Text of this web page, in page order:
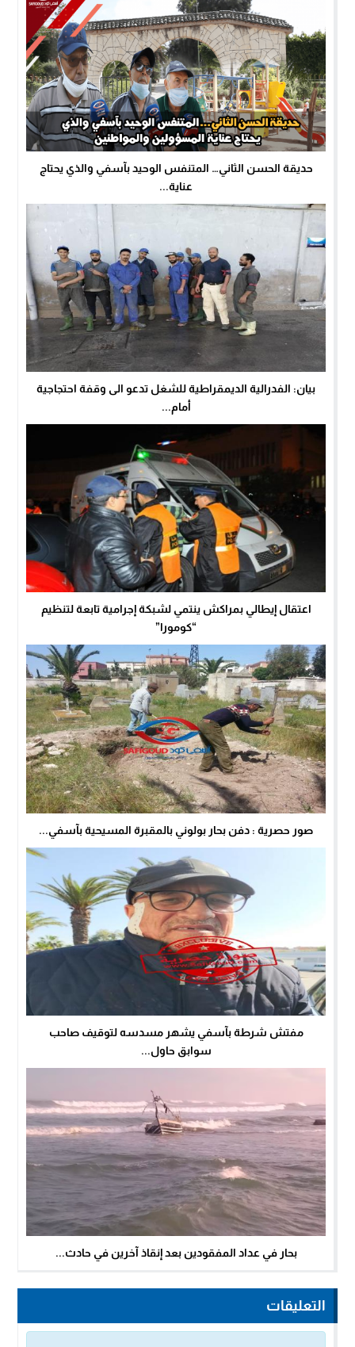
حديقة الحسن الثاني… المتنفس الوحيد بآسفي والذي يحتاج
عناية...
بيان: الفدرالية الديمقراطية للشغل تدعو الى وقفة احتجاجية
أمام...
اعتقال إيطالي بمراكش ينتمي لشبكة إجرامية تابعة لتنظيم
“كومورا”
صور حصرية : دفن بحار بولوني بالمقبرة المسيحية بآسفي...
مفتش شرطة بآسفي يشهر مسدسه لتوقيف صاحب
سوابق حاول...
بحار في عداد المفقودين بعد إنقاذ آخرين في حادث...
التعليقات